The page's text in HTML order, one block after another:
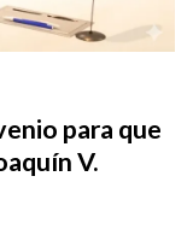
para que
V.